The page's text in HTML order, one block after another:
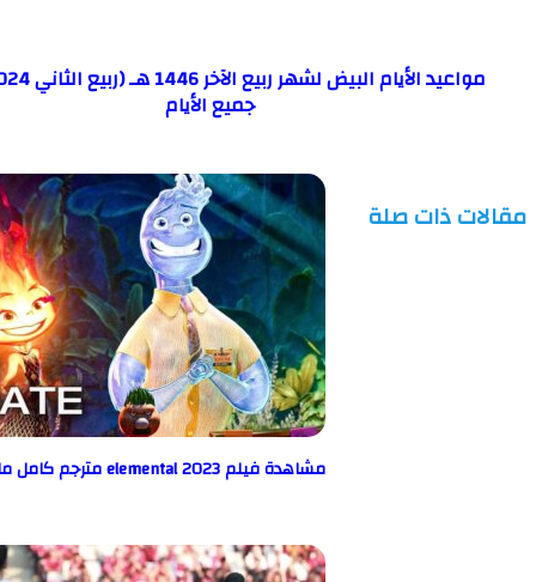
جميع الأيام
مقالات ذات صلة
مشاهدة فيلم elemental 2023 مترجم كامل ماي سيما egybest